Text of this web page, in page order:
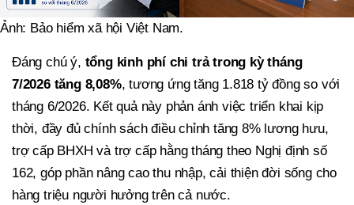
Ảnh: Bảo hiểm xã hội Việt Nam.
Đáng chú ý, tổng kinh phí chi trả trong kỳ tháng
7/2026 tăng 8,08%, tương ứng tăng 1.818 tỷ đồng so với
tháng 6/2026. Kết quả này phản ánh việc triển khai kịp
thời, đầy đủ chính sách điều chỉnh tăng 8% lương hưu,
trợ cấp BHXH và trợ cấp hằng tháng theo Nghị định số
162, góp phần nâng cao thu nhập, cải thiện đời sống cho
hàng triệu người hưởng trên cả nước.